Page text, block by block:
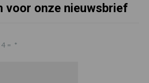
voor onze nieuwsbrief
= *